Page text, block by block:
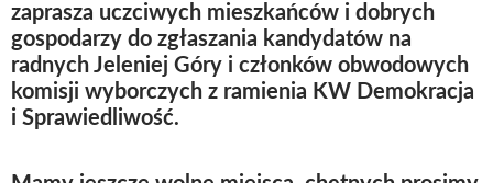
zaprasza uczciwych mieszkańców i dobrych
gospodarzy do zgłaszania kandydatów na
radnych Jeleniej Góry i członków obwodowych
komisji wyborczych z ramienia KW Demokracja
i Sprawiedliwość.